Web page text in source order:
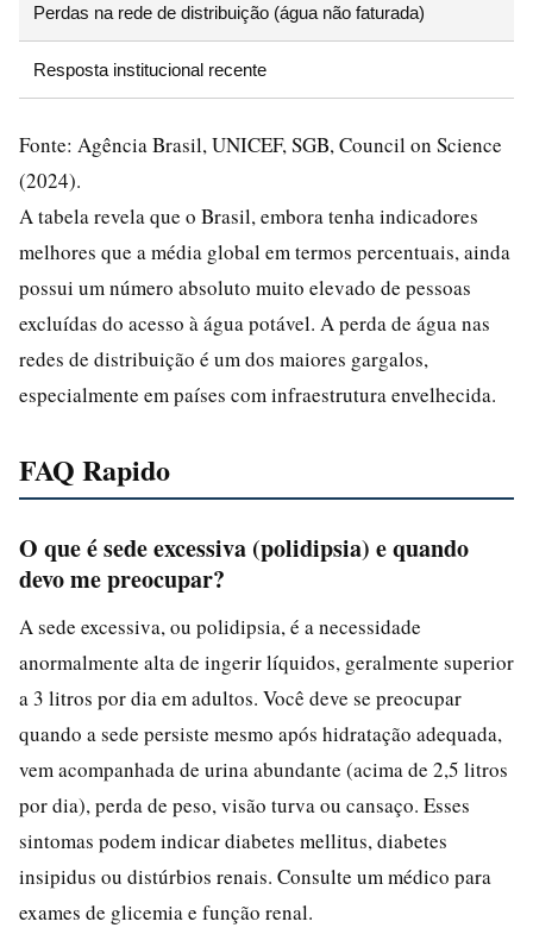
Perdas na rede de distribuição (água não faturada)
Resposta institucional recente
Fonte: Agência Brasil, UNICEF, SGB, Council on Science
(2024).
A tabela revela que o Brasil, embora tenha indicadores
melhores que a média global em termos percentuais, ainda
possui um número absoluto muito elevado de pessoas
excluídas do acesso à água potável. A perda de água nas
redes de distribuição é um dos maiores gargalos,
especialmente em países com infraestrutura envelhecida.
FAQ Rapido
O que é sede excessiva (polidipsia) e quando
devo me preocupar?
A sede excessiva, ou polidipsia, é a necessidade
anormalmente alta de ingerir líquidos, geralmente superior
a 3 litros por dia em adultos. Você deve se preocupar
quando a sede persiste mesmo após hidratação adequada,
vem acompanhada de urina abundante (acima de 2,5 litros
por dia), perda de peso, visão turva ou cansaço. Esses
sintomas podem indicar diabetes mellitus, diabetes
insipidus ou distúrbios renais. Consulte um médico para
exames de glicemia e função renal.